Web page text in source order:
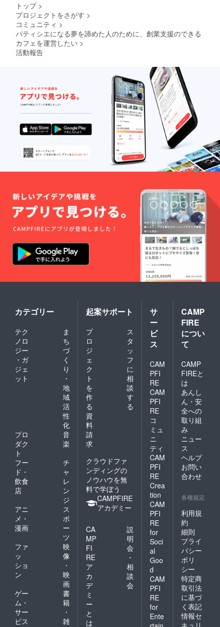
トップ >
プロジェクトをさがす >
コミュニティ >
パティシエになる夢を諦めた人のために、創業支援のできる
カフェを運営したい >
活動報告
カテゴリー
テク
ノロ
ジー
・ガ
ジェ
ット
ま
ち
づ
く
り
・
地
域
活
性
化
プロ
ダク
ト
音
楽
フー
ド・
飲食
店
チ
ャ
レ
ン
ジ
アニ
メ・
漫画
ス
ポ
ー
ツ
ファ
ッ
ショ
ン
映
像
・
映
画
ゲー
ム・
サー
ビス
書
籍
・
雑
起案サポート
プ
ロ
ジ
ェ
ク
ト
を
作
る
ス
タ
ッ
フ
に
相
談
す
る
資
料
請
求
クラウドファ
ンディングの
ノウハウを無
料で学ぼう
CAMPFIRE
アカデミー
CA
MP
FI
RE
ア
カ
デ
ミ
ー
と
は
説
明
会
・
相
談
会
サ
ー
ビ
ス
CAM
PFI
RE
CAM
PFI
RE
コ
ミュ
ニ
ティ
CAM
PFI
RE
Crea
tion
CAM
PFI
RE
for
Soci
al
Goo
d
CAM
PFI
RE
for
Ente
CAMP
FIRE
につい
て
CAMP
FIREと
は
あんし
ん・安
全への
取り組
み
ニュー
ス
ヘルプ
お問い
合わせ
各種規定
利用規
約
細則
プライ
バシー
ポリ
シー
特定商
取引法
に基づ
く表記
情報セ